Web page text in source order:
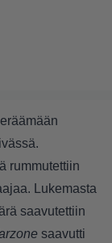
rummutettiin
Lukemasta
saavutettiin
saavutti